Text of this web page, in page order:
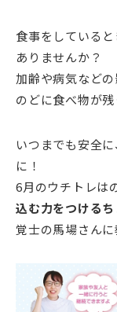
食事をしている
ありませんか？
加齢や病気などの
のどに食べ物が
いつまでも安全
に！
6月のウチトレは
込む力をつける
覚士の馬場さん